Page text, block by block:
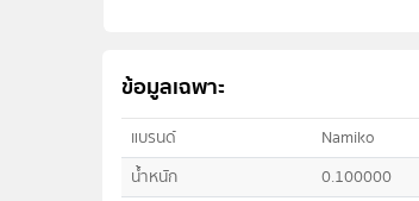
ข้อมูลเฉพาะ
แบรนด์
Namiko
น้ำหนัก
0.100000